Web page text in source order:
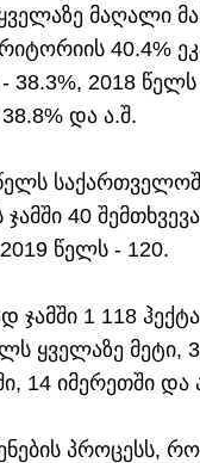
მაღალი
40.4%
38.3%, 2018
და ა.შ.
40
წელს - 120.
ჯამში 1 118
ყველაზე მეტი,
14 იმერეთში და
პროცესს,